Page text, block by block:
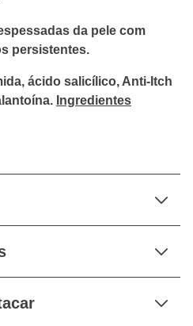
da pele com
persistentes.
ácido salicílico, Anti-Itch
Ingredientes